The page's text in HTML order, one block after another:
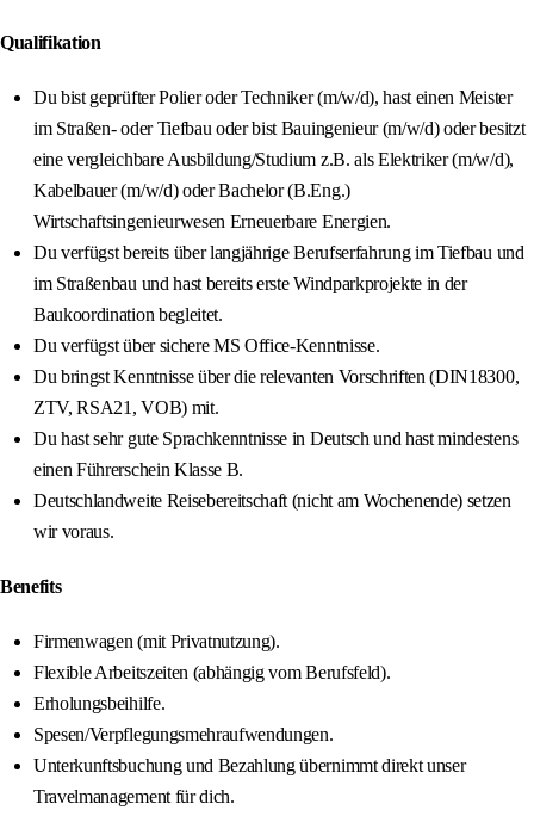
Qualifikation
Du bist geprüfter Polier oder Techniker (m/w/d), hast einen Meister
im Straßen- oder Tiefbau oder bist Bauingenieur (m/w/d) oder besitzt
eine vergleichbare Ausbildung/Studium z.B. als Elektriker (m/w/d),
Kabelbauer (m/w/d) oder Bachelor (B.Eng.)
Wirtschaftsingenieurwesen Erneuerbare Energien.
Du verfügst bereits über langjährige Berufserfahrung im Tiefbau und
im Straßenbau und hast bereits erste Windparkprojekte in der
Baukoordination begleitet.
Du verfügst über sichere MS Office-Kenntnisse.
Du bringst Kenntnisse über die relevanten Vorschriften (DIN18300,
ZTV, RSA21, VOB) mit.
Du hast sehr gute Sprachkenntnisse in Deutsch und hast mindestens
einen Führerschein Klasse B.
Deutschlandweite Reisebereitschaft (nicht am Wochenende) setzen
wir voraus.
Benefits
Firmenwagen (mit Privatnutzung).
Flexible Arbeitszeiten (abhängig vom Berufsfeld).
Erholungsbeihilfe.
Spesen/Verpflegungsmehraufwendungen.
Unterkunftsbuchung und Bezahlung übernimmt direkt unser
Travelmanagement für dich.